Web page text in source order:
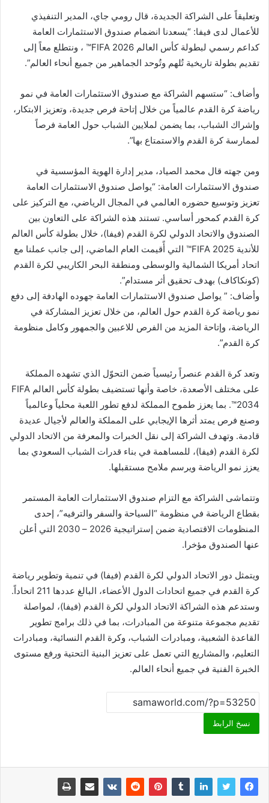
وتعليقاً على الشراكة الجديدة، قال رومي جاي، المدير التنفيذي
للأعمال لدى فيفا: “يسعدنا انضمام صندوق الاستثمارات العامة
كداعم رسمي لبطولة كأس العالم FIFA 2026™️ ، ونتطلع معاً إلى
تقديم بطولة تاريخية تُلهم وتُوحد الجماهير من جميع أنحاء العالم”.
وأضاف: “ستسهم الشراكة مع صندوق الاستثمارات العامة في نمو
رياضة كرة القدم عالمياً من خلال إتاحة فرص جديدة، وتعزيز الابتكار،
وإشراك الشباب، بما يضمن لملايين الشباب حول العامة فرصاً
لممارسة كرة القدم والاستمتاع بها”.
ومن جهته قال محمد الصياد، مدير إدارة الهوية المؤسسية في
صندوق الاستثمارات العامة: “يواصل صندوق الاستثمارات العامة
تعزيز وتوسيع حضوره العالمي في المجال الرياضي، مع التركيز على
كرة القدم كمحور أساسي. تستند هذه الشراكة على التعاون بين
الصندوق والاتحاد الدولي لكرة القدم (فيفا)، خلال بطولة كأس العالم
للأندية FIFA 2025™️ التي أًقيمت العام الماضي، إلى جانب عملنا مع
اتحاد أمريكا الشمالية والوسطى ومنطقة البحر الكاريبي لكرة القدم
(كونكاكاف) بهدف تحقيق أثر مستدام”.
وأضاف: ” يواصل صندوق الاستثمارات العامة جهوده الهادفة إلى دفع
نمو رياضة كرة القدم حول العالم، من خلال تعزيز المشاركة في
الرياضة، وإتاحة المزيد من الفرص للاعبين والجمهور وكامل منظومة
كرة القدم”.
وتعد كرة القدم عنصراً رئيسياً ضمن التحوّل الذي تشهده المملكة
على مختلف الأصعدة، خاصة وأنها تستضيف بطولة كأس العالم FIFA
2034™️. بما يعزز طموح المملكة لدفع تطور اللعبة محلياً وعالمياً
وصنع فرص يمتد أثرها الإيجابي على المملكة والعالم لأجيال عديدة
قادمة. وتهدف الشراكة إلى نقل الخبرات والمعرفة من الاتحاد الدولي
لكرة القدم (فيفا)، للمساهمة في بناء قدرات الشباب السعودي بما
يعزز نمو الرياضة ويرسم ملامح مستقبلها.
وتتماشى الشراكة مع التزام صندوق الاستثمارات العامة المستمر
بقطاع الرياضة في منظومة “السياحة والسفر والترفيه”، إحدى
المنظومات الاقتصادية ضمن إستراتيجية 2026 – 2030 التي أعلن
عنها الصندوق مؤخرا.
ويتمثل دور الاتحاد الدولي لكرة القدم (فيفا) في تنمية وتطوير رياضة
كرة القدم في جميع اتحادات الدول الأعضاء، البالغ عددها 211 اتحاداً.
وستدعم هذه الشراكة الاتحاد الدولي لكرة القدم (فيفا)، لمواصلة
تقديم مجموعة متنوعة من المبادرات، بما في ذلك برامج تطوير
القاعدة الشعبية، ومبادرات الشباب، وكرة القدم النسائية، ومبادرات
التعليم، والمشاريع التي تعمل على تعزيز البنية التحتية ورفع مستوى
الخبرة الفنية في جميع أنحاء العالم.
نسخ الرابط